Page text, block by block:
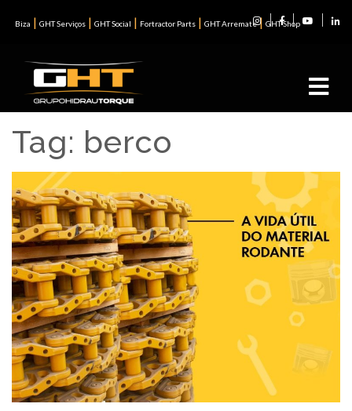
Biza | GHT Serviços | GHT Social | Fortractor Parts | GHT Arremate| GHT Shop
Tag: berco